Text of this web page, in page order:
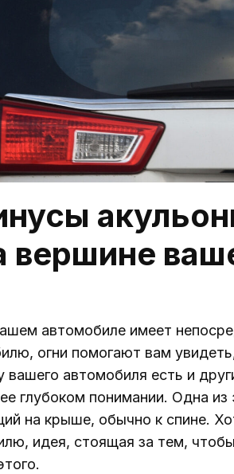
вершине
автомобиле имеет
огни помогают вам
автомобиля есть и
глубоком понимании. Одна
на крыше, обычно к спине.
идея, стоящая за тем,